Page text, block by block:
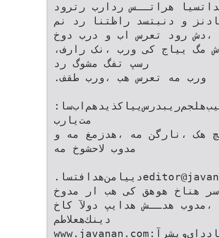
هراتــس ردارب رترود
و دنبتسد راظتنا رد نم
،دش رود تعرس اب و درب دوخ
،مهد یم ار مسیئر باوج نم ،وش مگ ییاج کی ورب ،نک رارف
رسپ تفگ مشوگ رد
.ورب مه تعرس هب ،ورب طقف
:ليميا‌زا‌ديناوتيم‌ناناوج‌يللملا‌نيب‌هلجم‌ريبدرس‌يياكذ‌يدهم‌اب‌‌سا
مت‌يارب
هک ،نارگن مه ،هدزمغ مه و
مدوب لاحشوخ مه
.دييامن‌هدافتسا‌‌editor@javanan.com‌
هناخ هوهق کی هب ار مدوخ
،مدوب هدــش هدایپ دولآ کاخ
دينك‌هعلاطم
www.javanan.com‌:تياس‌بو‌رد‌ار‌ريبدرس‌تشادداي‌ويشرآ